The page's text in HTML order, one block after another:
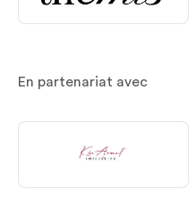
En partenariat avec